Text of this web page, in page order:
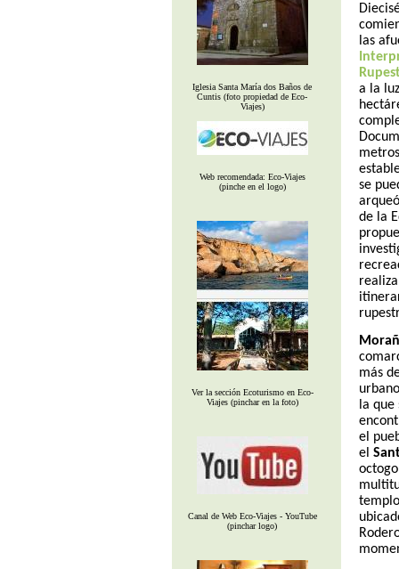
Iglesia Santa María dos Baños de
Cuntis (foto propiedad de Eco-
Viajes)
Web recomendada: Eco-Viajes
(pinche en el logo)
Ver la sección Ecoturismo en Eco-
Viajes (pinchar en la foto)
Canal de Web Eco-Viajes - YouTube
(pinchar logo)
las
a la
se
de la
más
la
el
el